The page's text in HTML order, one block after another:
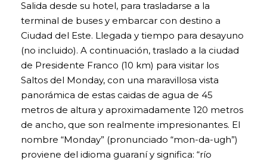
Salida desde su hotel, para trasladarse a la
terminal de buses y embarcar con destino a
Ciudad del Este. Llegada y tiempo para desayuno
(no incluido). A continuación, traslado a la ciudad
de Presidente Franco (10 km) para visitar los
Saltos del Monday, con una maravillosa vista
panorámica de estas caidas de agua de 45
metros de altura y aproximadamente 120 metros
de ancho, que son realmente impresionantes. El
nombre “Monday” (pronunciado “mon-da-ugh”)
proviene del idioma guaraní y significa: “río